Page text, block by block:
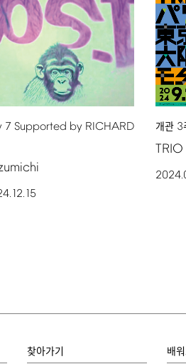
7 Supported by RICHARD
개관 3
TRIO
찾아가기 배